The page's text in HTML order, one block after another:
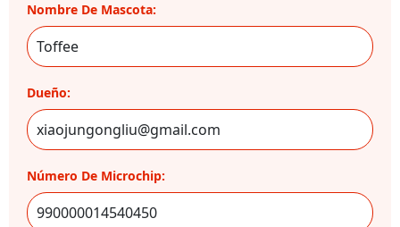
Nombre De Mascota:
Dueño:
Número De Microchip: